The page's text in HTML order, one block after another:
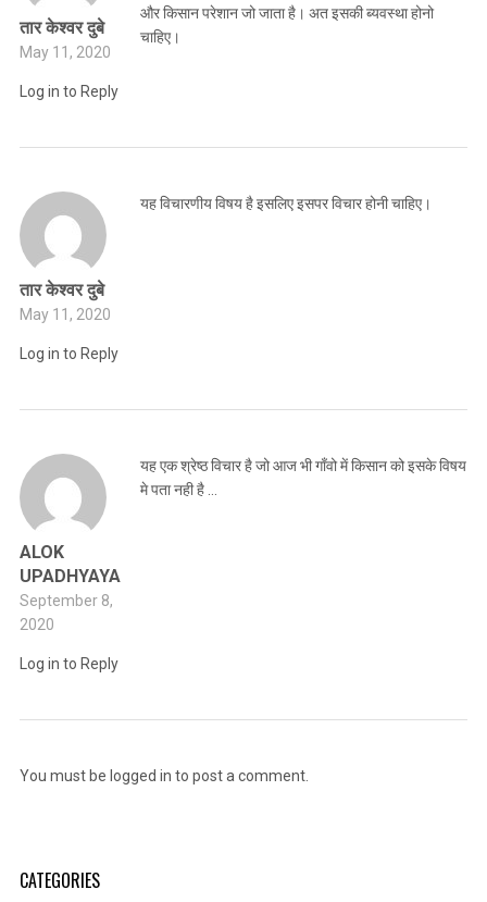
तार केश्वर दुबे
May 11, 2020
Log in to Reply
और किसान परेशान जो जाता है। अत इसकी ब्यवस्था होनो
चाहिए।
तार केश्वर दुबे
May 11, 2020
Log in to Reply
यह विचारणीय विषय है इसलिए इसपर विचार होनी चाहिए।
ALOK
UPADHYAYA
September 8,
2020
Log in to Reply
यह एक श्रेष्ठ विचार है जो आज भी गाँवो में किसान को इसके विषय
मे पता नही है ...
You must be logged in to post a comment.
CATEGORIES